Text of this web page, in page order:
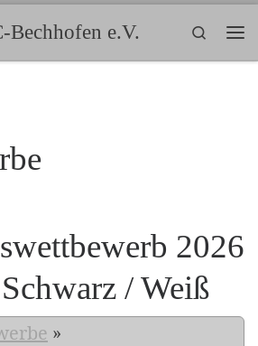
Bechhofen e.V.
Search
2026
/ Weiß
»